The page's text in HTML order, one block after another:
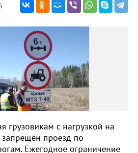
грузовикам с нагрузкой на
проезд по
Ежегодное ограничение